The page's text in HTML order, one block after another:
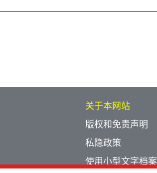
关于本网站
版权和免责声明
私隐政策
使用小型文字档案